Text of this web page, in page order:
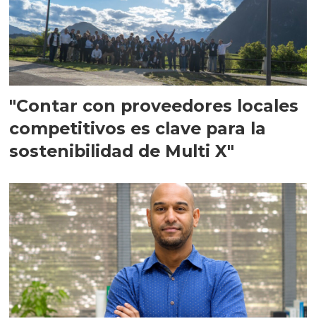
"Contar con proveedores locales
competitivos es clave para la
sostenibilidad de Multi X"